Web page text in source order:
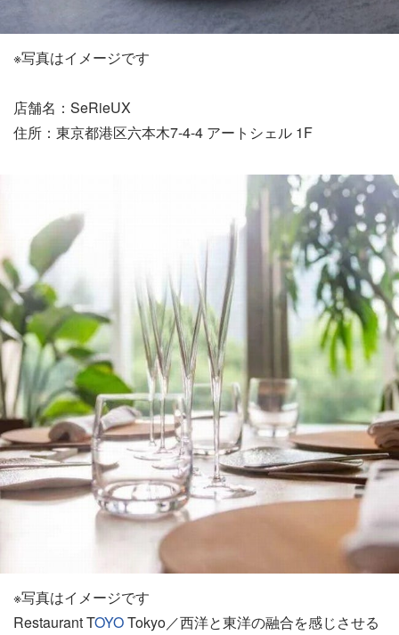
※写真はイメージです
店舗名：SeRieUX
住所：東京都港区六本木7-4-4 アートシェル 1F
※写真はイメージです
Restaurant TOYOTokyo／西洋と東洋の融合を感じさせる